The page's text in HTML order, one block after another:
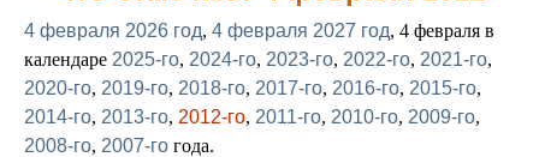
4 февраля 2026 год, 4 февраля 2027 год, 4 февраля в
календаре 2025-го, 2024-го, 2023-го, 2022-го, 2021-го,
2020-го, 2019-го, 2018-го, 2017-го, 2016-го, 2015-го,
2014-го, 2013-го, 2012-го, 2011-го, 2010-го, 2009-го,
2008-го, 2007-го года.